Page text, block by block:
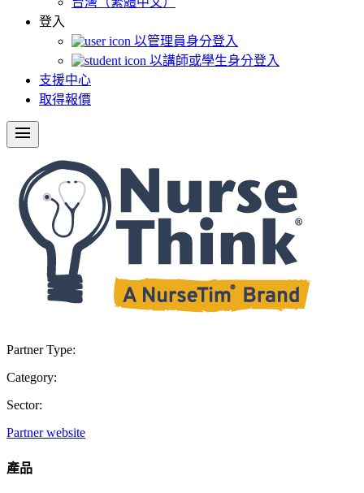
登入
以管理員身分登入
以講師或學生身分登入
支援中心
取得報價
menu
Partner Type:
Category:
Sector:
Partner website
產品